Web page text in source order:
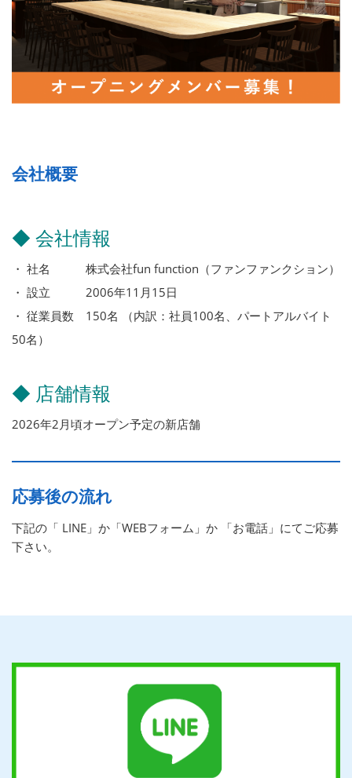
会社概要
◆ 会社情報
・ 社名 株式会社fun function（ファンファンクション）
・ 設立 2006年11月15日
・ 従業員数 150名 （内訳：社員100名、パートアルバイト
50名）
◆ 店舗情報
2026年2月頃オープン予定の新店舗
応募後の流れ
下記の「 LINE」か「WEBフォーム」か 「お電話」にてご応募
下さい。